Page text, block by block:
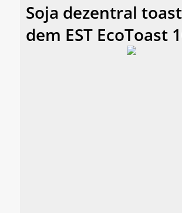
Soja dezentral
dem EST EcoToast